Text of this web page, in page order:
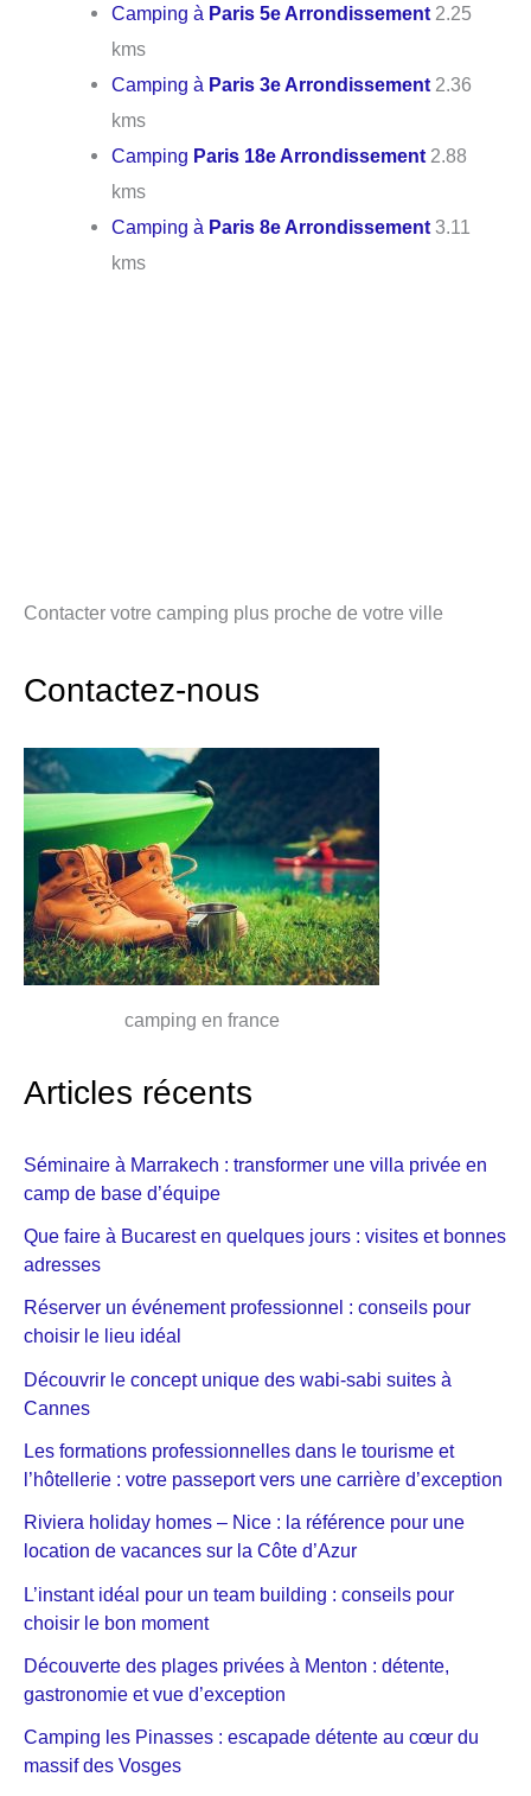
Camping à Paris 5e Arrondissement 2.25
kms
Camping à Paris 3e Arrondissement 2.36
kms
Camping Paris 18e Arrondissement 2.88
kms
Camping à Paris 8e Arrondissement 3.11
kms
Contacter votre camping plus proche de votre ville
Contactez-nous
camping en france
Articles récents
Séminaire à Marrakech : transformer une villa privée en
camp de base d’équipe
Que faire à Bucarest en quelques jours : visites et bonnes
adresses
Réserver un événement professionnel : conseils pour
choisir le lieu idéal
Découvrir le concept unique des wabi-sabi suites à
Cannes
Les formations professionnelles dans le tourisme et
l’hôtellerie : votre passeport vers une carrière d’exception
Riviera holiday homes – Nice : la référence pour une
location de vacances sur la Côte d’Azur
L’instant idéal pour un team building : conseils pour
choisir le bon moment
Découverte des plages privées à Menton : détente,
gastronomie et vue d’exception
Camping les Pinasses : escapade détente au cœur du
massif des Vosges